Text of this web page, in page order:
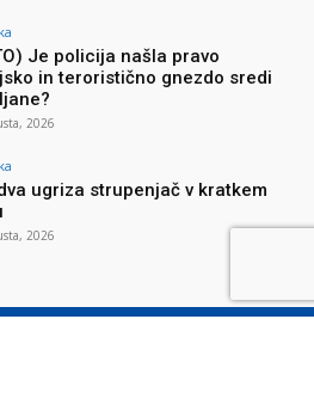
Je policija našla pravo
in teroristično gnezdo sredi
2026
ugriza strupenjač v kratkem
2026